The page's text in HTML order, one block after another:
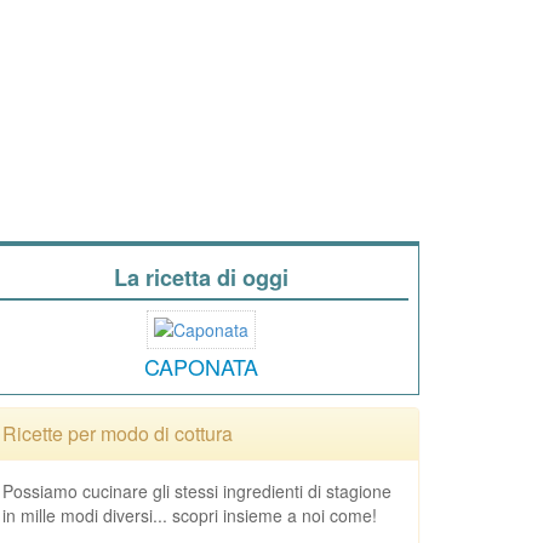
La ricetta di oggi
CAPONATA
Ricette per modo di cottura
Possiamo cucinare gli stessi ingredienti di stagione
in mille modi diversi... scopri insieme a noi come!